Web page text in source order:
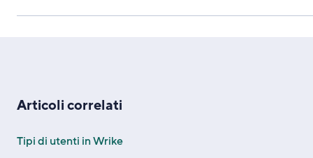
Articoli correlati
Tipi di utenti in Wrike